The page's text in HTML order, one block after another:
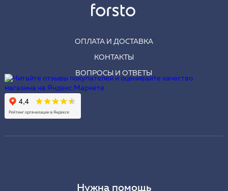
ОПЛАТА И ДОСТАВКА
КОНТАКТЫ
ВОПРОСЫ И ОТВЕТЫ
Нужна помощь